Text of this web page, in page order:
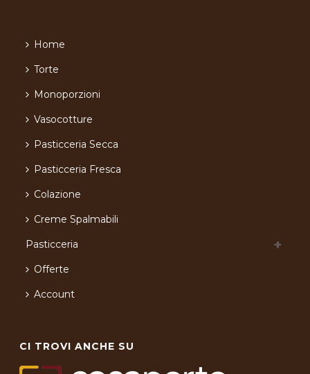
Home
Torte
Monoporzioni
Vasocotture
Pasticceria Secca
Pasticceria Fresca
Colazione
Creme Spalmabili
Pasticceria
Offerte
Account
CI TROVI ANCHE SU